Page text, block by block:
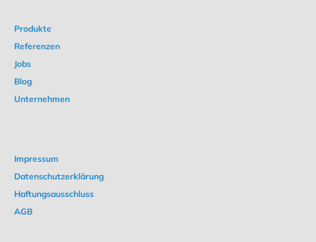
Produkte
Referenzen
Jobs
Blog
Unternehmen
Impressum
Datenschutzerklärung
Haftungsausschluss
AGB